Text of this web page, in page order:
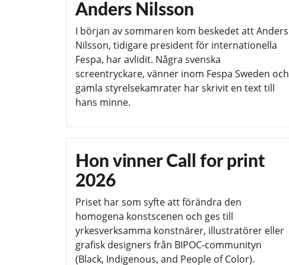
Anders Nilsson
I början av sommaren kom beskedet att Anders
Nilsson, tidigare president för internationella
Fespa, har avlidit. Några svenska
screentryckare, vänner inom Fespa Sweden och
gamla styrelsekamrater har skrivit en text till
hans minne.
Hon vinner Call for print
2026
Priset har som syfte att förändra den
homogena konstscenen och ges till
yrkesverksamma konstnärer, illustratörer eller
grafisk designers från BIPOC-communityn
(Black, Indigenous, and People of Color).